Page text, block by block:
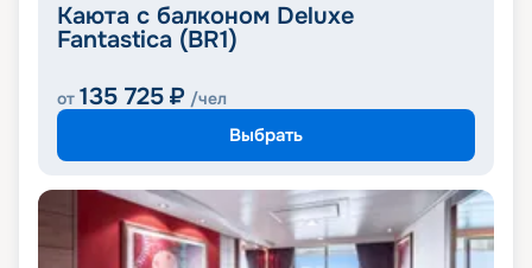
Каюта с балконом Deluxe
Fantastica (BR1)
от 135 725 ₽ /чел
Выбрать